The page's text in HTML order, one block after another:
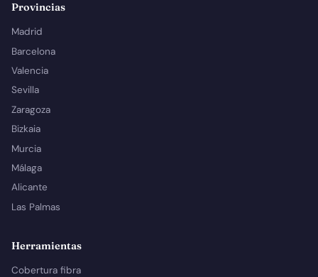
Provincias
Madrid
Barcelona
Valencia
Sevilla
Zaragoza
Bizkaia
Murcia
Málaga
Alicante
Las Palmas
Herramientas
Cobertura fibra